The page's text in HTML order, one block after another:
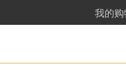
我的